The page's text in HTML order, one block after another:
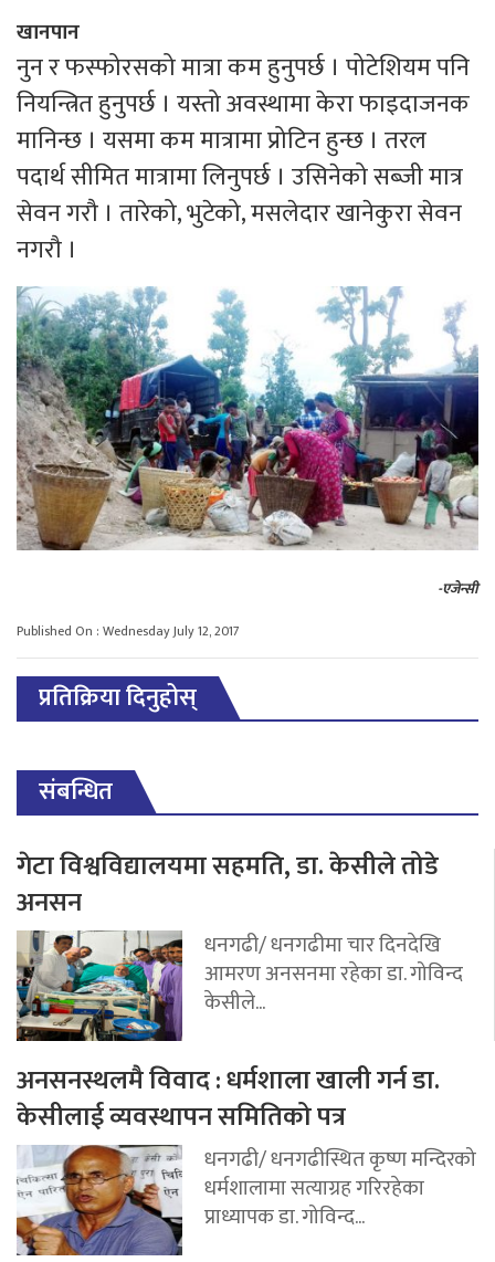
खानपान
नुन र फस्फोरसको मात्रा कम हुनुपर्छ । पोटेशियम पनि
नियन्त्रित हुनुपर्छ । यस्तो अवस्थामा केरा फाइदाजनक
मानिन्छ । यसमा कम मात्रामा प्रोटिन हुन्छ । तरल
पदार्थ सीमित मात्रामा लिनुपर्छ । उसिनेको सब्जी मात्र
सेवन गरौ । तारेको, भुटेको, मसलेदार खानेकुरा सेवन
नगरौ ।
-एजेन्सी
Published On : Wednesday July 12, 2017
प्रतिक्रिया दिनुहोस्
संबन्धित
गेटा विश्वविद्यालयमा सहमति, डा. केसीले तोडे
अनसन
धनगढी/ धनगढीमा चार दिनदेखि
आमरण अनसनमा रहेका डा. गोविन्द
केसीले...
अनसनस्थलमै विवाद : धर्मशाला खाली गर्न डा.
केसीलाई व्यवस्थापन समितिको पत्र
धनगढी/ धनगढीस्थित कृष्ण मन्दिरको
धर्मशालामा सत्याग्रह गरिरहेका
प्राध्यापक डा. गोविन्द...